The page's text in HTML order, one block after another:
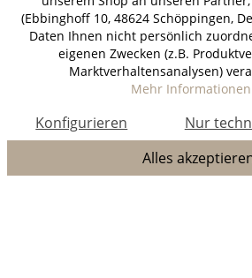
(Ebbinghoff 10, 48624 Schöppingen,
Daten Ihnen nicht persönlich
eigenen Zwecken (z.B.
Marktverhaltensanalysen)
Mehr
Nur
Konfigurieren
Alles